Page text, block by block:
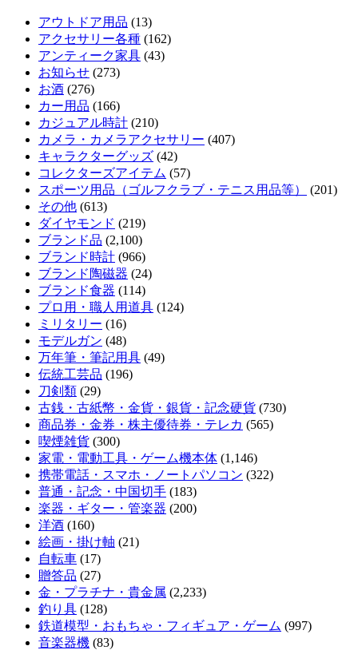
アウトドア用品 (13)
アクセサリー各種 (162)
アンティーク家具 (43)
お知らせ (273)
お酒 (276)
カー用品 (166)
カジュアル時計 (210)
カメラ・カメラアクセサリー (407)
キャラクターグッズ (42)
コレクターズアイテム (57)
スポーツ用品（ゴルフクラブ・テニス用品等）
(201)
その他 (613)
ダイヤモンド (219)
ブランド品 (2,100)
ブランド時計 (966)
ブランド陶磁器 (24)
ブランド食器 (114)
プロ用・職人用道具 (124)
ミリタリー (16)
モデルガン (48)
万年筆・筆記用具 (49)
伝統工芸品 (196)
刀剣類 (29)
古銭・古紙幣・金貨・銀貨・記念硬貨 (730)
商品券・金券・株主優待券・テレカ (565)
喫煙雑貨 (300)
家電・電動工具・ゲーム機本体 (1,146)
携帯電話・スマホ・ノートパソコン (322)
普通・記念・中国切手 (183)
楽器・ギター・管楽器 (200)
洋酒 (160)
絵画・掛け軸 (21)
自転車 (17)
贈答品 (27)
金・プラチナ・貴金属 (2,233)
釣り具 (128)
鉄道模型・おもちゃ・フィギュア・ゲーム (997)
音楽器機 (83)